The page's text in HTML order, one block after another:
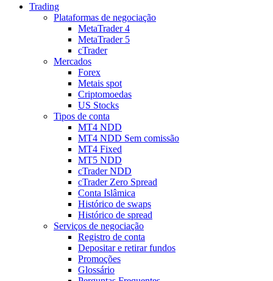
Trading
Plataformas de negociação
MetaTrader 4
MetaTrader 5
cTrader
Mercados
Forex
Metais spot
Criptomoedas
US Stocks
Tipos de conta
MT4 NDD
MT4 NDD Sem comissão
MT4 Fixed
MT5 NDD
cTrader NDD
cTrader Zero Spread
Conta Islâmica
Histórico de swaps
Histórico de spread
Serviços de negociação
Registro de conta
Depositar e retirar fundos
Promoções
Glossário